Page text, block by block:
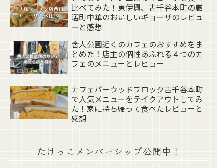
比べてみた！東伊興、古千谷本町の厳
選町中華のおいしいギョーザのレビュ
ーと感想
舎人公園近くのカフェのおすすめをま
とめた！店主の個性あふれる４つのカ
フェのメニューとレビュー
カフェバーウッドブロック古千谷本町
で人気メニューをテイクアウトしてみ
た！家に持ち帰って食べたレビューと
感想
たけっこメンバーシップ公開中！